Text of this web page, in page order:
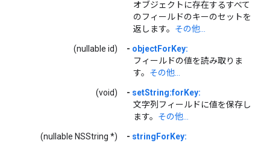
オブジェクトに存在するすべて
のフィールドのキーのセットを
返します。 その他...
(nullable id) - objectForKey:
フィールドの値を読み取りま
す。 その他...
(void) - setString:forKey:
文字列フィールドに値を保存し
ます。 その他...
(nullable NSString *) - stringForKey: